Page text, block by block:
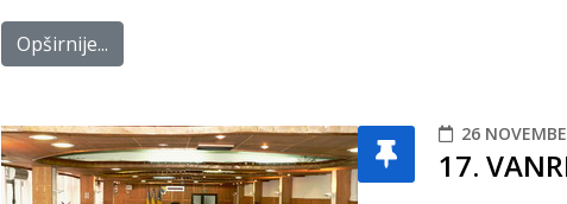
Opširnije...
26
17.